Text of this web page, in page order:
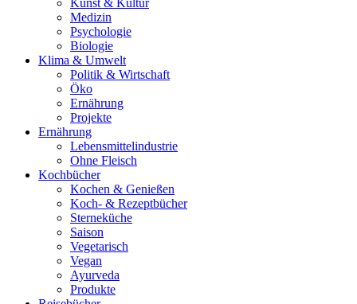
Kunst & Kultur
Medizin
Psychologie
Biologie
Klima & Umwelt
Politik & Wirtschaft
Öko
Ernährung
Projekte
Ernährung
Lebensmittelindustrie
Ohne Fleisch
Kochbücher
Kochen & Genießen
Koch- & Rezeptbücher
Sterneküche
Saison
Vegetarisch
Vegan
Ayurveda
Produkte